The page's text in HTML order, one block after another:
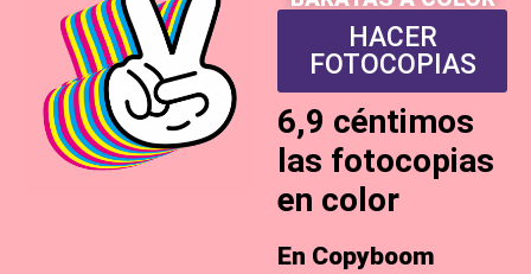
HACER
FOTOCOPIAS
6,9 céntimos
las fotocopias
en color
En Copyboom